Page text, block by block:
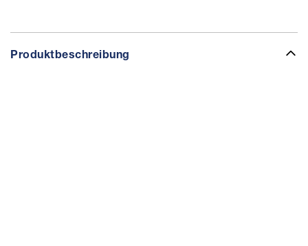
Produktbeschreibung